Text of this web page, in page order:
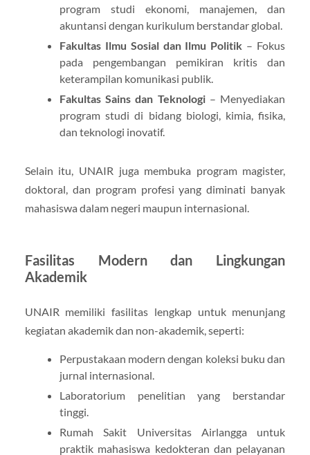
program studi ekonomi, manajemen, dan
akuntansi dengan kurikulum berstandar global.
Fakultas Ilmu Sosial dan Ilmu Politik – Fokus
pada pengembangan pemikiran kritis dan
keterampilan komunikasi publik.
Fakultas Sains dan Teknologi– Menyediakan
program studi di bidang biologi, kimia, fisika,
dan teknologi inovatif.
Selain itu, UNAIR juga membuka program magister,
doktoral, dan program profesi yang diminati banyak
mahasiswa dalam negeri maupun internasional.
Fasilitas Modern dan Lingkungan
Akademik
UNAIR memiliki fasilitas lengkap untuk menunjang
kegiatan akademik dan non-akademik, seperti:
Perpustakaan modern dengan koleksi buku dan
jurnal internasional.
Laboratorium penelitian yang berstandar
tinggi.
Rumah Sakit Universitas Airlangga untuk
praktik mahasiswa kedokteran dan pelayanan